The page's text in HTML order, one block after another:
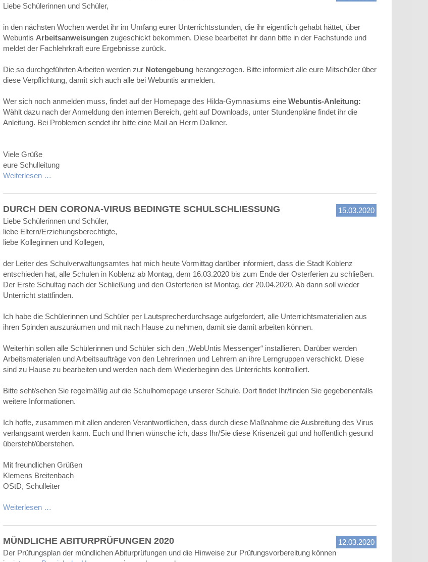
Liebe Schülerinnen und Schüler,
in den nächsten Wochen werdet ihr im Umfang eurer Unterrichtsstunden, die ihr eigentlich gehabt hättet, über
Webuntis Arbeitsanweisungen zugeschickt bekommen. Diese bearbeitet ihr dann bitte in der Fachstunde und
meldet der Fachlehrkraft eure Ergebnisse zurück.
Die so durchgeführten Arbeiten werden zur Notengebung herangezogen. Bitte informiert alle eure Mitschüler über
diese Verpflichtung, damit sich auch alle bei Webuntis anmelden.
Wer sich noch anmelden muss, findet auf der Homepage des Hilda-Gymnasiums eine Webuntis-Anleitung:
Wählt dazu nach der Anmeldung den internen Bereich, geht auf Downloads, unter Stundenpläne findet ihr die
Anleitung. Bei Problemen sendet ihr bitte eine Mail an Herrn Dalkner.
Viele Grüße
eure Schulleitung
Weiterlesen …
15.03.2020
DURCH DEN CORONA-VIRUS BEDINGTE SCHULSCHLIESSUNG
Liebe Schülerinnen und Schüler,
liebe Eltern/Erziehungsberechtigte,
liebe Kolleginnen und Kollegen,
der Leiter des Schulverwaltungsamtes hat mich heute Vormittag darüber informiert, dass die Stadt Koblenz
entschieden hat, alle Schulen in Koblenz ab Montag, dem 16.03.2020 bis zum Ende der Osterferien zu schließen.
Der Erste Schultag nach der Schließung und den Osterferien ist Montag, der 20.04.2020. Ab dann soll wieder
Unterricht stattfinden.
Ich habe die Schülerinnen und Schüler per Lautsprecherdurchsage aufgefordert, alle Unterrichtsmaterialien aus
ihren Spinden auszuräumen und mit nach Hause zu nehmen, damit sie damit arbeiten können.
Weiterhin sollen alle Schülerinnen und Schüler sich den „WebUntis Messenger“ installieren. Darüber werden
Arbeitsmaterialen und Arbeitsaufträge von den Lehrerinnen und Lehrern an ihre Lerngruppen verschickt. Diese
sind zu Hause zu bearbeiten und werden nach dem Wiederbeginn des Unterrichts kontrolliert.
Bitte seht/sehen Sie regelmäßig auf die Schulhomepage unserer Schule. Dort findet Ihr/finden Sie gegebenenfalls
weitere Informationen.
Ich hoffe, zusammen mit allen anderen Verantwortlichen, dass durch diese Maßnahme die Ausbreitung des Virus
verlangsamt werden kann. Euch und Ihnen wünsche ich, dass Ihr/Sie diese Krisenzeit gut und hoffentlich gesund
übersteht/überstehen.
Mit freundlichen Grüßen
Klemens Breitenbach
OStD, Schulleiter
Weiterlesen …
12.03.2020
MÜNDLICHE ABITURPRÜFUNGEN 2020
Der Prüfungsplan der mündlichen Abiturprüfungen und die Hinweise zur Prüfungsvorbereitung können